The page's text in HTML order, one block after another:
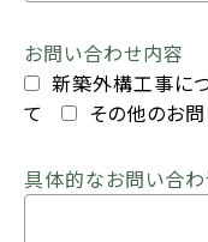
お問い合わせ内容
新築外構工事に
て
その他のお
具体的なお問い合